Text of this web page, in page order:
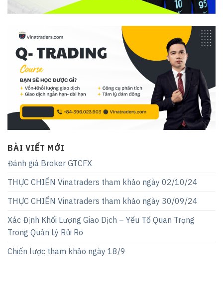
BÀI VIẾT MỚI
Đánh giá Broker GTCFX
THỰC CHIẾN Vinatraders tham khảo ngày 02/10/24
THỰC CHIẾN Vinatraders tham khảo ngày 30/09/24
Xác Định Khối Lượng Giao Dịch – Yếu Tố Quan Trọng
Trong Quản Lý Rủi Ro
Chiến lược tham khảo ngày 18/9